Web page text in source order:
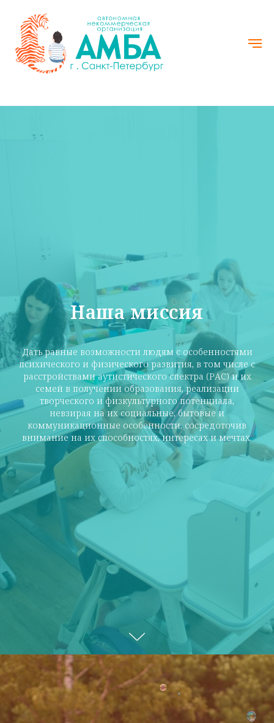
Наша миссия
Дать равные возможности людям с особенностями
психического и физического развития, в том числе с
расстройствами аутистического спектра (РАС) и их
семей в получении образования, реализации
творческого и физкультурного потенциала,
невзирая на их социальные, бытовые и
коммуникационные особенности, сосредоточив
внимание на их способностях, интересах и мечтах.